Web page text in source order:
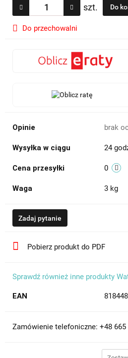
szt. Do
Do przechowalni
Opinie brak
Wysyłka w ciągu 24
Cena przesyłki 0
Waga 3 kg
Zadaj pytanie
Pobierz produkt do PDF
Sprawdź również inne produkty
EAN
Zamówienie telefoniczne: +48 665